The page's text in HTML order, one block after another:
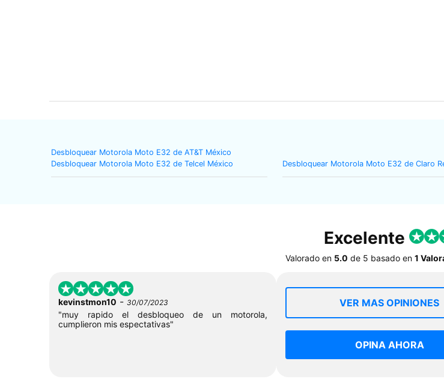
Desbloquear Motorola Moto E32 de AT&T México
Desbloquear Motorola Moto E32 de Telcel México
Desbloquear Motorola Moto E32 de Claro
Excelente
Valorado en 5.0 de 5 basado en 1
kevinstmon10 - 30/07/2023
"muy rapido el desbloqueo de un motorola,
cumplieron mis espectativas"
VER MAS OPINIONES
OPINA AHORA